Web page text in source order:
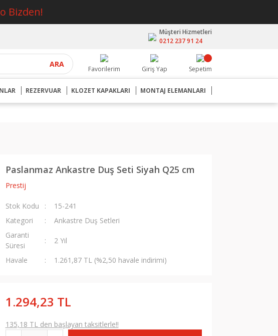
Bizden!
Müşteri Hizmetleri
0212 237 91 24
ARA
Favorilerim Giriş Yap Sepetim
REZERVUAR KLOZET KAPAKLARI MONTAJ ELEMANLARI
Paslanmaz Ankastre Duş Seti Siyah Q25 cm
Prestij
Stok Kodu
15-241
Kategori
Ankastre Duş Setleri
Garanti
Süresi
2 Yıl
Havale 1.261,87 TL (%2,50 havale indirimi)
1.294,23 TL
135,18 TL den başlayan taksitlerle!!